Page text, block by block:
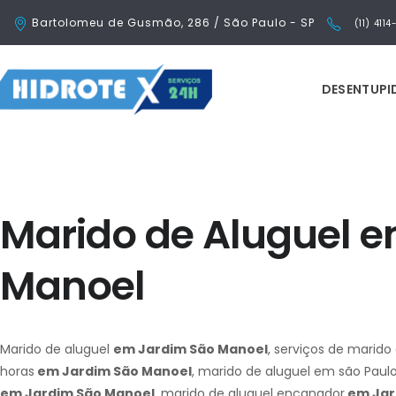
Bartolomeu de Gusmão, 286 / São Paulo - SP (11)
Marido de Aluguel
Manoel
Marido de aluguel em Jardim São Manoel, serviços de
horas em Jardim São Manoel, marido de aluguel em são